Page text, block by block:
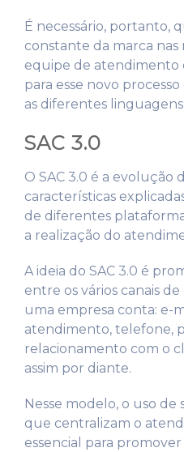
É necessário, portanto,
constante da marca nas
equipe de atendimento
para esse novo
as diferentes
SAC 3.0
O SAC 3.0 é a evolução
características
de diferentes
a realização do
A ideia do SAC 3.0 é
entre os vários canais
uma empresa conta: e-
atendimento, telefone,
relacionamento com o
assim por diante.
Nesse modelo, o uso de
que centralizam o
essencial para